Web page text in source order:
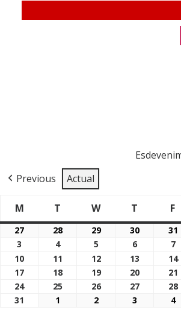
Previous
Actual
M
Dilluns
T Dimarts
WDimecres
T F
27 27/07/2026
28 28/07/2026
2929/07/2026
30 30/07/2026
31
3
03/08/2026
404/08/2026
5 05/08/2026
6 06/08/2026
7
10 10/08/2026
11 11/08/2026
12 12/08/2026
13 13/08/2026
14
17 17/08/2026
18 18/08/2026
19 19/08/2026
20 20/08/2026
21
24 24/08/2026
25 25/08/2026
26 26/08/2026
27 27/08/2026
28
31
31/08/2026
1 01/09/2026
2 02/09/2026
3 03/09/2026
4